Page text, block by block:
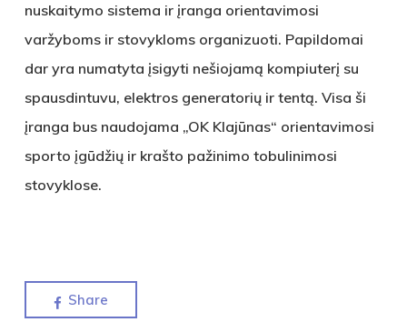
nuskaitymo sistema ir įranga orientavimosi
varžyboms ir stovykloms organizuoti. Papildomai
dar yra numatyta įsigyti nešiojamą kompiuterį su
spausdintuvu, elektros generatorių ir tentą. Visa ši
įranga bus naudojama „OK Klajūnas“ orientavimosi
sporto įgūdžių ir krašto pažinimo tobulinimosi
stovyklose.
Share